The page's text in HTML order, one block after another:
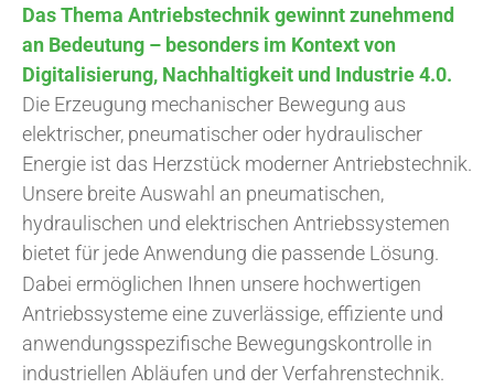
Das Thema Antriebstechnik gewinnt zunehmend
an Bedeutung – besonders im Kontext von
Digitalisierung, Nachhaltigkeit und Industrie 4.0.
Die Erzeugung mechanischer Bewegung aus
elektrischer, pneumatischer oder hydraulischer
Energie ist das Herzstück moderner Antriebstechnik.
Unsere breite Auswahl an pneumatischen,
hydraulischen und elektrischen Antriebssystemen
bietet für jede Anwendung die passende Lösung.
Dabei ermöglichen Ihnen unsere hochwertigen
Antriebssysteme eine zuverlässige, effiziente und
anwendungsspezifische Bewegungskontrolle in
industriellen Abläufen und der Verfahrenstechnik.